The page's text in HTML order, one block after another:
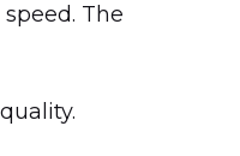
The